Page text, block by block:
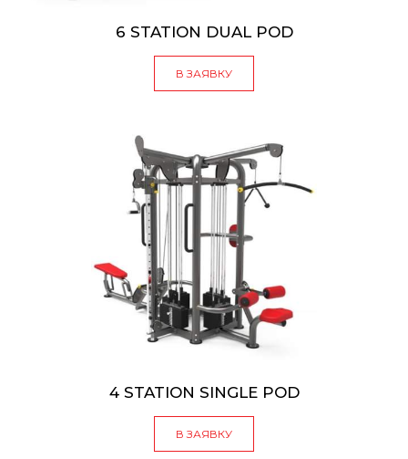
6 STATION DUAL POD
В ЗАЯВКУ
4 STATION SINGLE POD
В ЗАЯВКУ